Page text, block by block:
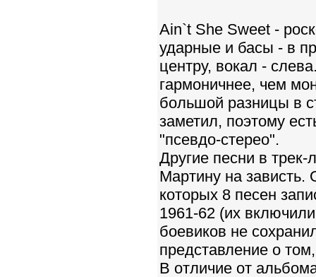
Ain`t She Sweet -
ударные и басы - в
центру, вокал -
гармоничнее, чем
большой разницы в
заметил, поэтому
"псевдо-стерео".
Другие песни в
Мартину на зависть.
которых 8 песен
1961-62 (их
боевиков не
представление о
В отличие от